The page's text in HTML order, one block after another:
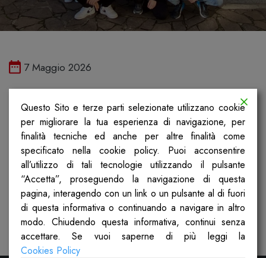
Pubblicato il
7 Maggio 2026
La 1^C dell’IC Somaglia di Lodi ha
lavorato sulla puntata I temi della
Costituzione: il lavoro, a cura di Giuseppe
Arconzo, ha prodotto un fotolibro che
illustra svariati mestieri, che vede
protagonisti gli studenti, oltre ad un
manifesto che riprende i temi
Questo Sito e terze parti selezionate utilizzano cookie
per migliorare la tua esperienza di navigazione, per
finalità tecniche ed anche per altre finalità come
specificato nella cookie policy. Puoi acconsentire
all’utilizzo di tali tecnologie utilizzando il pulsante
“Accetta”, proseguendo la navigazione di questa
pagina, interagendo con un link o un pulsante al di fuori
di questa informativa o continuando a navigare in altro
modo. Chiudendo questa informativa, continui senza
accettare. Se vuoi saperne di più leggi la
Cookies Policy